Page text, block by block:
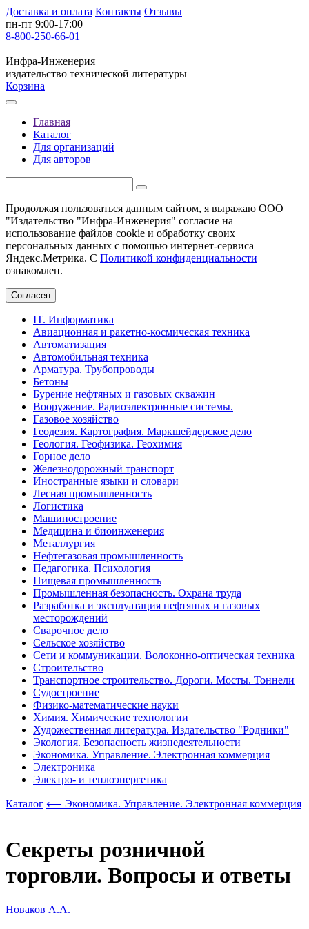
Доставка и оплата Контакты Отзывы
пн-пт 9:00-17:00
8-800-250-66-01
Инфра-Инженерия
издательство технической литературы
Корзина
Главная
Каталог
Для организаций
Для авторов
Продолжая пользоваться данным сайтом, я выражаю ООО
"Издательство "Инфра-Инженерия" согласие на
использование файлов cookie и обработку своих
персональных данных с помощью интернет-сервиса
Яндекс.Метрика. С Политикой конфиденциальности
ознакомлен.
Согласен
IT. Информатика
Авиационная и ракетно-космическая техника
Автоматизация
Автомобильная техника
Арматура. Трубопроводы
Бетоны
Бурение нефтяных и газовых скважин
Вооружение. Радиоэлектронные системы.
Газовое хозяйство
Геодезия. Картография. Маркшейдерское дело
Геология. Геофизика. Геохимия
Горное дело
Железнодорожный транспорт
Иностранные языки и словари
Лесная промышленность
Логистика
Машиностроение
Медицина и биоинженерия
Металлургия
Нефтегазовая промышленность
Педагогика. Психология
Пищевая промышленность
Промышленная безопасность. Охрана труда
Разработка и эксплуатация нефтяных и газовых
месторождений
Сварочное дело
Сельское хозяйство
Сети и коммуникации. Волоконно-оптическая техника
Строительство
Транспортное строительство. Дороги. Мосты. Тоннели
Судостроение
Физико-математические науки
Химия. Химические технологии
Художественная литература. Издательство "Родники"
Экология. Безопасность жизнедеятельности
Экономика. Управление. Электронная коммерция
Электроника
Электро- и теплоэнергетика
Каталог ⟵ Экономика. Управление. Электронная коммерция
Секреты розничной
торговли. Вопросы и ответы
Новаков А.А.